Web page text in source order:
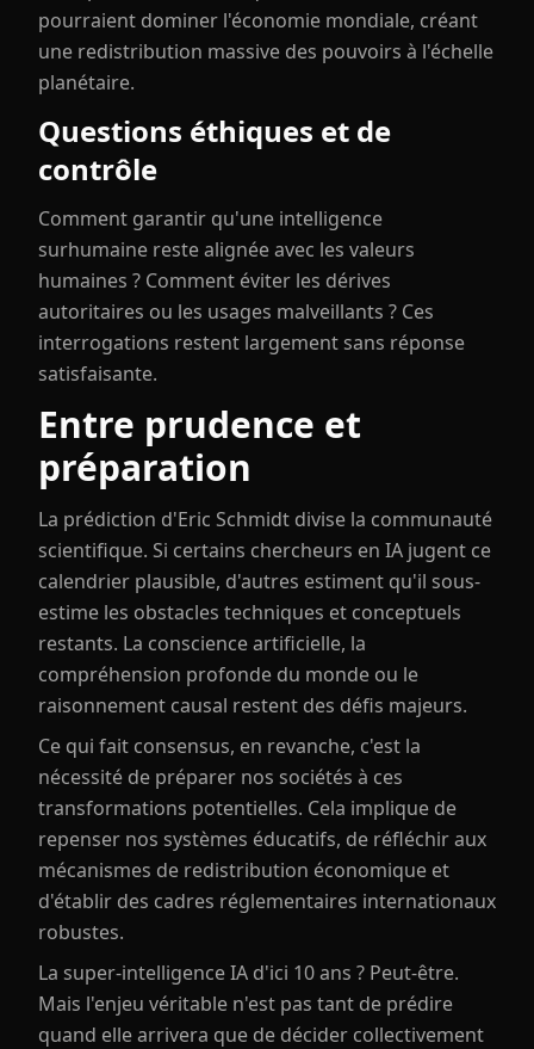
pourraient dominer l'économie mondiale, créant
une redistribution massive des pouvoirs à l'échelle
planétaire.
Questions éthiques et de
contrôle
Comment garantir qu'une intelligence
surhumaine reste alignée avec les valeurs
humaines ? Comment éviter les dérives
autoritaires ou les usages malveillants ? Ces
interrogations restent largement sans réponse
satisfaisante.
Entre prudence et
préparation
La prédiction d'Eric Schmidt divise la communauté
scientifique. Si certains chercheurs en IA jugent ce
calendrier plausible, d'autres estiment qu'il sous-
estime les obstacles techniques et conceptuels
restants. La conscience artificielle, la
compréhension profonde du monde ou le
raisonnement causal restent des défis majeurs.
Ce qui fait consensus, en revanche, c'est la
nécessité de préparer nos sociétés à ces
transformations potentielles. Cela implique de
repenser nos systèmes éducatifs, de réfléchir aux
mécanismes de redistribution économique et
d'établir des cadres réglementaires internationaux
robustes.
La super-intelligence IA d'ici 10 ans ? Peut-être.
Mais l'enjeu véritable n'est pas tant de prédire
quand elle arrivera que de décider collectivement